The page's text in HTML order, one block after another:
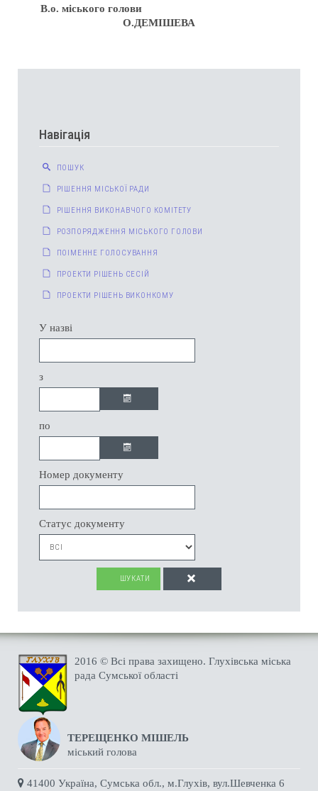
В.о. міського голови
О.ДЕМІШЕВА
Навігація
ПОШУК
РІШЕННЯ МІСЬКОЇ РАДИ
РІШЕННЯ ВИКОНАВЧОГО КОМІТЕТУ
РОЗПОРЯДЖЕННЯ МІСЬКОГО ГОЛОВИ
ПОІМЕННЕ ГОЛОСУВАННЯ
ПРОЕКТИ РІШЕНЬ СЕСІЙ
ПРОЕКТИ РІШЕНЬ ВИКОНКОМУ
У назві
з
по
Номер документу
Статус документу
ШУКАТИ
2016 © Всі права захищено. Глухівська міська
рада Сумської області
ТЕРЕЩЕНКО МІШЕЛЬ
міський голова
41400 Україна, Сумська обл., м.Глухів, вул.Шевченка 6